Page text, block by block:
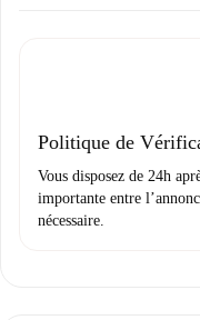
Justificatif
uniquement si
Politique de
Vous disposez de 24h
importante entre
nécessaire.